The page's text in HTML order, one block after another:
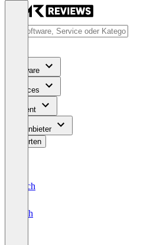
Software
Services
Content
Für Anbieter
Bewerten
Deutsch
English